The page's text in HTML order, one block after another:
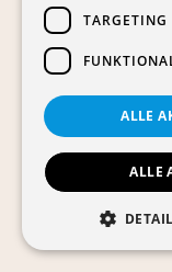
TOUR
2123
TARGETING
ALLE
ALLE